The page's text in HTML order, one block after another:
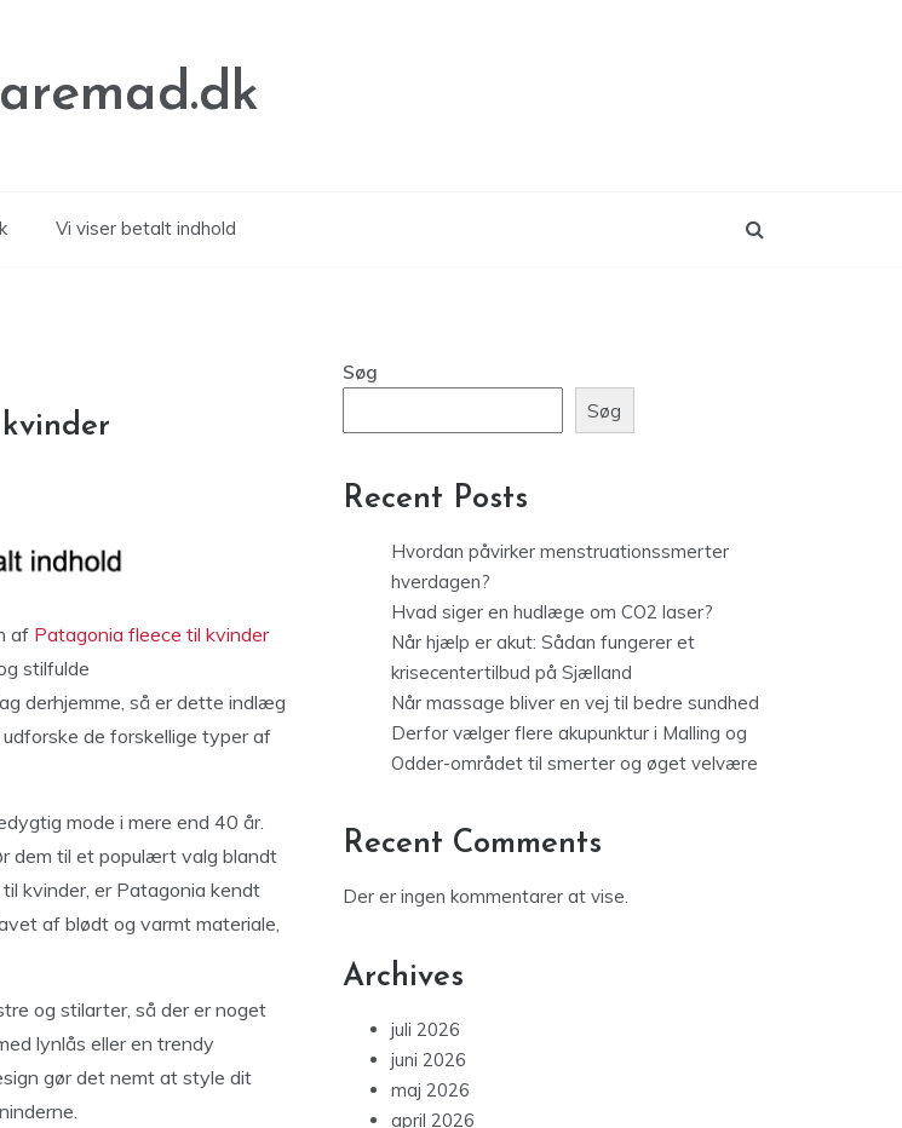
Vi viser betalt indhold
af Patagonia fleece til kvinder
stilfulde
derhjemme, så er dette indlæg
de forskellige typer af
mode i mere end 40 år.
dem til et populært valg blandt
kvinder, er Patagonia kendt
af blødt og varmt materiale,
og stilarter, så der er noget
lynlås eller en trendy
gør det nemt at style dit
Søg
Søg
Recent Posts
Hvordan påvirker menstruationssmerter
hverdagen?
Hvad siger en hudlæge om CO2 laser?
Når hjælp er akut: Sådan fungerer et
krisecentertilbud på Sjælland
Når massage bliver en vej til bedre sundhed
Derfor vælger flere akupunktur i Malling og
Odder-området til smerter og øget velvære
Recent Comments
Der er ingen kommentarer at vise.
Archives
juli 2026
juni 2026
maj 2026
april 2026